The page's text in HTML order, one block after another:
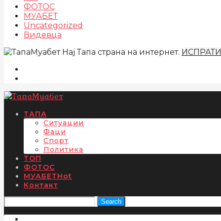
ФОТОС
МУАБЕТ
Uncategorized
Видевца
Нај Тапа страна на интернет. ИСПРАТИ
ТАПА
Ситуации
Фаци
Спорт
Политика
ТОП
ФОТОС
МУАБЕТHot
Контакт
Search